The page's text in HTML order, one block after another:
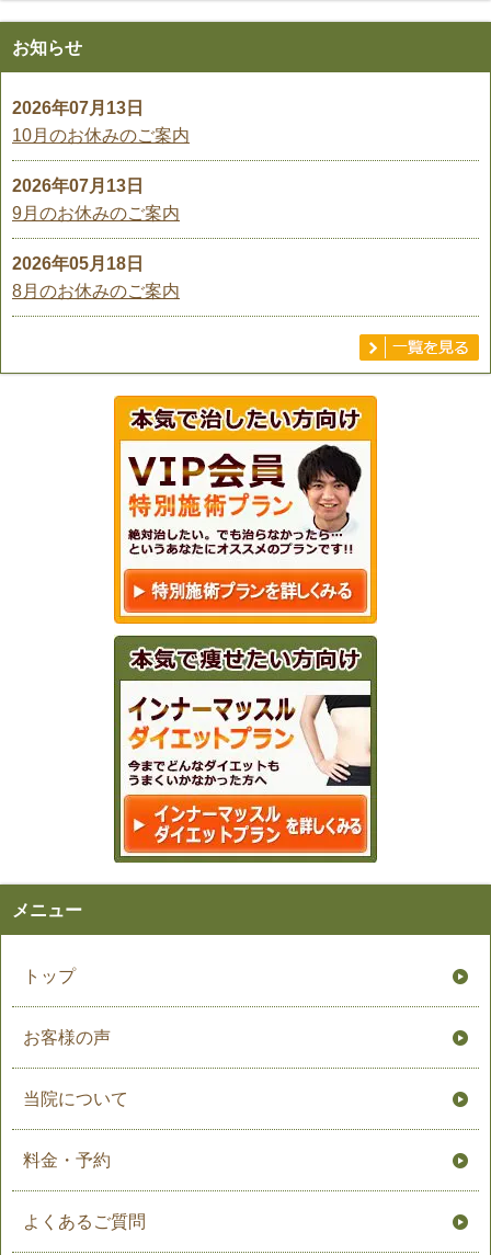
お知らせ
2026年07月13日
10月のお休みのご案内
2026年07月13日
9月のお休みのご案内
2026年05月18日
8月のお休みのご案内
メニュー
トップ
お客様の声
当院について
料金・予約
よくあるご質問